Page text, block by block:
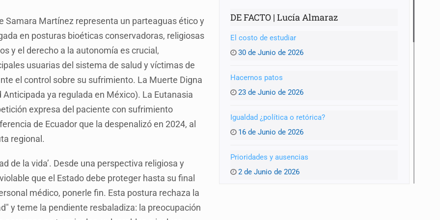
relaciones con México
Presidente de Colombia
su implicación en desapariciones forzadas
en Jalisco y Michoacán
de tráfico de personas
unilateral de EUA contra cárteles
Samara Martínez representa un parteaguas ético y
en posturas bioéticas conservadoras, religiosas
y el derecho a la autonomía es crucial,
usuarias del sistema de salud y víctimas de
el control sobre su sufrimiento. La Muerte Digna
ya regulada en México). La Eutanasia
expresa del paciente con sufrimiento
de Ecuador que la despenalizó en 2024, al
regional.
de la vida’. Desde una perspectiva religiosa y
que el Estado debe proteger hasta su final
médico, ponerle fin. Esta postura rechaza la
y teme la pendiente resbaladiza: la preocupación
DE FACTO | Lucía Almaraz
El costo de estudiar
30 de Junio de 2026
Hacernos patos
23 de Junio de 2026
Igualdad ¿política o retórica?
16 de Junio de 2026
Prioridades y ausencias
2 de Junio de 2026